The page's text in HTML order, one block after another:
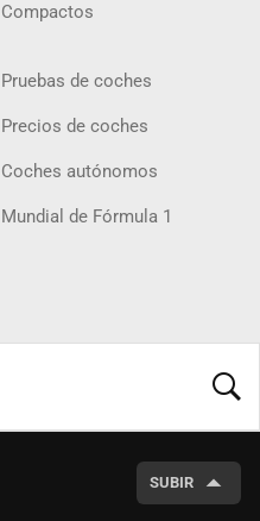
Compactos
Pruebas de coches
Precios de coches
Coches autónomos
Mundial de Fórmula 1
SUBIR